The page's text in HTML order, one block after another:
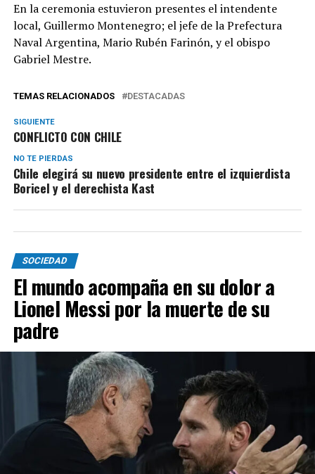
En la ceremonia estuvieron presentes el intendente
local, Guillermo Montenegro; el jefe de la Prefectura
Naval Argentina, Mario Rubén Farinón, y el obispo
Gabriel Mestre.
TEMAS RELACIONADOS DESTACADAS
SIGUIENTE
CONFLICTO CON CHILE
NO TE PIERDAS
Chile elegirá su nuevo presidente entre el izquierdista
Boricel y el derechista Kast
SOCIEDAD
El mundo acompaña en su dolor a
Lionel Messi por la muerte de su
padre